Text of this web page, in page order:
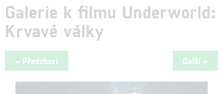
Galerie k filmu Underworld:
Krvavé války
« Předchozí Další »